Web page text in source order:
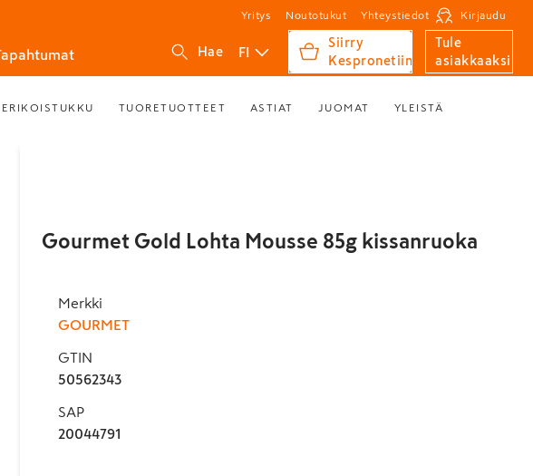
Yritys Noutotukut Yhteystiedot Kirjaudu
Hae FI
Siirry
Kespronetiin
Tule
asiakkaaksi
ERIKOISTUKKU TUORETUOTTEET ASTIAT JUOMAT YLEISTÄ
Gourmet Gold Lohta Mousse 85g kissanruoka
Merkki
GOURMET
GTIN
50562343
SAP
20044791